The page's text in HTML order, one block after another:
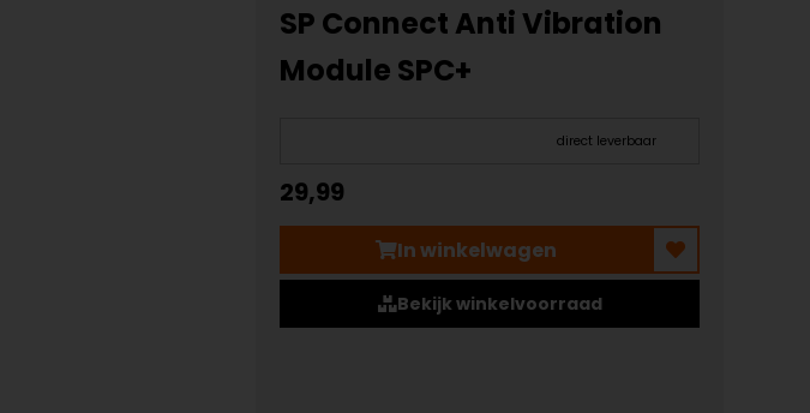
SP Connect Anti Vibration
Module SPC+
direct leverbaar
29,99
In winkelwagen
Bekijk winkelvoorraad